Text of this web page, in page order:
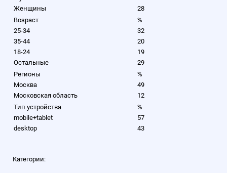
Женщины
28
Возраст
%
25-34
32
35-44
20
18-24
19
Остальные
29
Регионы
%
Москва
49
Московская область
12
Тип устройства
%
mobile+tablet
57
desktop
43
Категории: